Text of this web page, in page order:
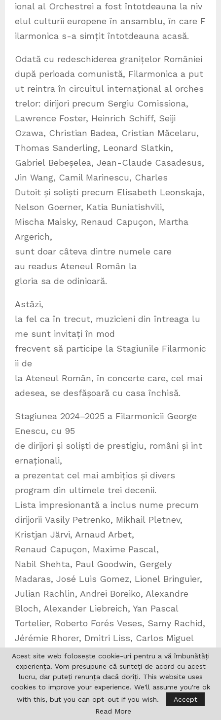
ional al Orchestrei a fost întotdeauna la niv
elul culturii europene în ansamblu, în care F
ilarmonica s-a simțit întotdeauna acasă.
Odată cu redeschiderea granițelor României
după perioada comunistă, Filarmonica a put
ut reintra în circuitul internațional al orches
trelor: dirijori precum Sergiu Comissiona,
Lawrence Foster, Heinrich Schiff, Seiji
Ozawa, Christian Badea, Cristian Măcelaru,
Thomas Sanderling, Leonard Slatkin,
Gabriel Bebeșelea, Jean-Claude Casadesus,
Jin Wang, Camil Marinescu, Charles
Dutoit și soliști precum Elisabeth Leonskaja,
Nelson Goerner, Katia Buniatishvili,
Mischa Maisky, Renaud Capuçon, Martha
Argerich,
sunt doar câteva dintre numele care
au readus Ateneul Român la
gloria sa de odinioară.
Astăzi,
la fel ca în trecut, muzicieni din întreaga lu
me sunt invitați în mod
frecvent să participe la Stagiunile Filarmonic
ii de
la Ateneul Român, în concerte care, cel mai
adesea, se desfășoară cu casa închisă.
Stagiunea 2024–2025 a Filarmonicii George
Enescu, cu 95
de dirijori și soliști de prestigiu, români și int
ernaționali,
a prezentat cel mai ambițios și divers
program din ultimele trei decenii.
Lista impresionantă a inclus nume precum
dirijorii Vasily Petrenko, Mikhail Pletnev,
Kristjan Järvi, Arnaud Arbet,
Renaud Capuçon, Maxime Pascal,
Nabil Shehta, Paul Goodwin, Gergely
Madaras, José Luis Gomez, Lionel Bringuier,
Julian Rachlin, Andrei Boreiko, Alexandre
Bloch, Alexander Liebreich, Yan Pascal
Tortelier, Roberto Forés Veses, Samy Rachid,
Jérémie Rhorer, Dmitri Liss, Carlos Miguel
Prieto, Dmitri Jurowski, Jesko Sirvend, Ana
Patino Osario, Robert Farkas, Courtney
Lewis și soliști precum Bruce Liu,
Eva Gevorghyan, Alexander Gavrylyuk,
Alexandre Tharaud,
Acest site web folosește cookie-uri pentru a vă îmbunătăți
experiența. Vom presupune că sunteți de acord cu acest
lucru, dar puteți renunța dacă doriți. This website uses
cookies to improve your experience. We'll assume you're ok
with this, but you can opt-out if you wish.
Accept
Read More